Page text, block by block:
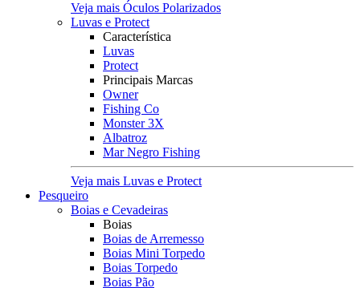
Veja mais Óculos Polarizados
Luvas e Protect
Característica
Luvas
Protect
Principais Marcas
Owner
Fishing Co
Monster 3X
Albatroz
Mar Negro Fishing
Veja mais Luvas e Protect
Pesqueiro
Boias e Cevadeiras
Boias
Boias de Arremesso
Boias Mini Torpedo
Boias Torpedo
Boias Pão